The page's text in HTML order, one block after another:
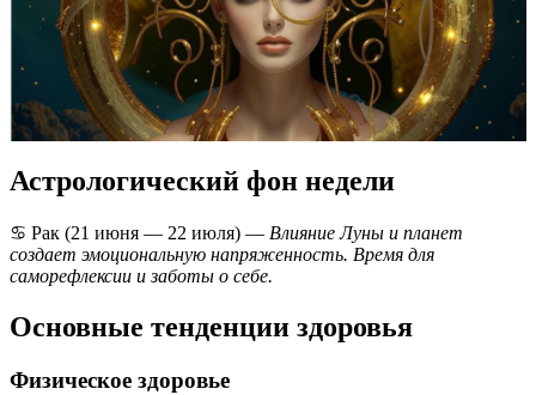
Астрологический фон недели
♋ Рак (21 июня — 22 июля) — Влияние Луны и планет
создает эмоциональную напряженность. Время для
саморефлексии и заботы о себе.
Основные тенденции здоровья
Физическое здоровье